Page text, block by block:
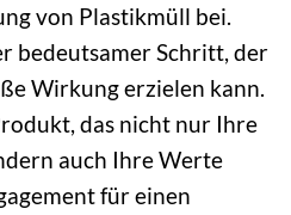
von Plastikmüll bei.
bedeutsamer Schritt, der
Wirkung erzielen kann.
das nicht nur Ihre
auch Ihre Werte
für einen